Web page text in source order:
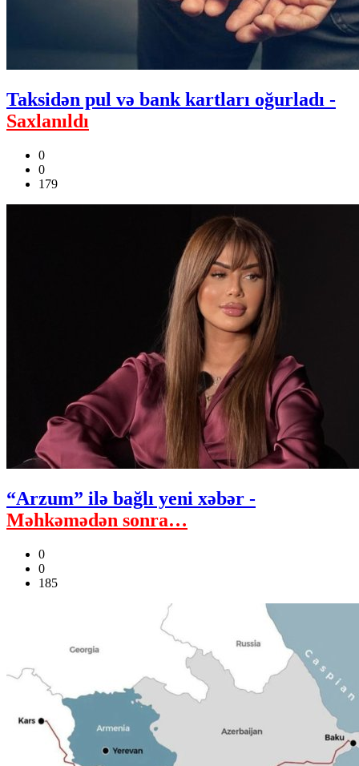
Taksidən pul və bank kartları oğurladı -
Saxlanıldı
0
0
179
“Arzum” ilə bağlı yeni xəbər -
Məhkəmədən sonra…
0
0
185